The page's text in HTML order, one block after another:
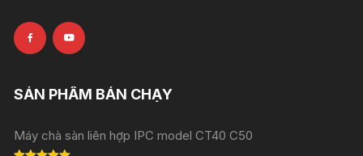
SẢN PHẨM BÁN CHẠY
Máy chà sàn liên hợp IPC model CT40 C50